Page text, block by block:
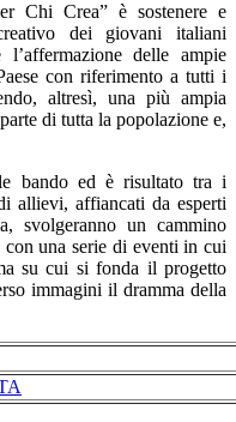
Chi Crea” è sostenere e
dei giovani italiani
delle ampie
con riferimento a tutti i
altresì, una più ampia
di tutta la popolazione e,
bando ed è risultato tra i
allievi, affiancati da esperti
svolgeranno un cammino
una serie di eventi in cui
su cui si fonda il progetto
immagini il dramma della